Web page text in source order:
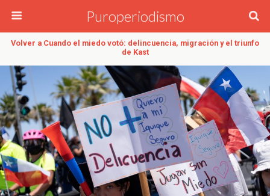
Puroperiodismo
Volver a Cuando el miedo votó: delincuencia, migración y el triunfo
de Kast